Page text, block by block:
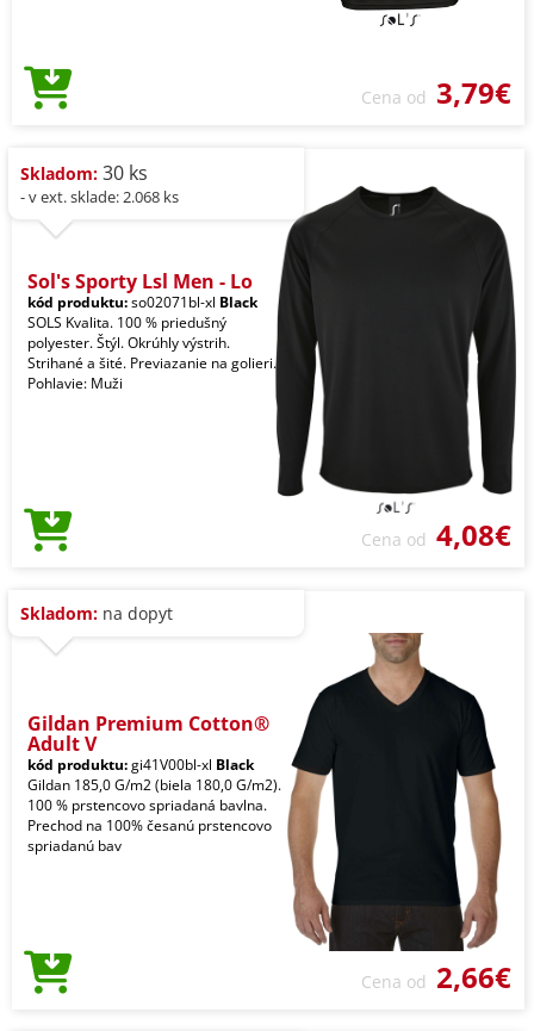
Cena od 3,79€
Skladom: 30 ks
- v ext. sklade: 2.068 ks
Sol's Sporty Lsl Men - Lo
kód produktu:so02071bl-xl Black
SOLS Kvalita. 100 % priedušný
polyester. Štýl. Okrúhly výstrih.
Strihané a šité. Previazanie na golieri.
Pohlavie: Muži
Cena od 4,08€
Skladom: na dopyt
Gildan Premium Cotton®
Adult V
kód produktu:gi41V00bl-xl Black
Gildan 185,0 G/m2 (biela 180,0 G/m2).
100 % prstencovo spriadaná bavlna.
Prechod na 100% česanú prstencovo
spriadanú bav
Cena od 2,66€